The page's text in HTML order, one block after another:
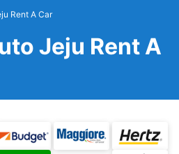
Rent A Car
Jeju Rent A